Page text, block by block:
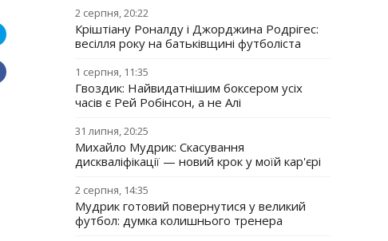
2 серпня, 20:22
Кріштіану Роналду і Джорджина Родрігес:
весілля року на батьківщині футболіста
1 серпня, 11:35
Гвоздик: Найвидатнішим боксером усіх
часів є Рей Робінсон, а не Алі
31 липня, 20:25
Михайло Мудрик: Скасування
дискваліфікації — новий крок у моїй кар'єрі
2 серпня, 14:35
Мудрик готовий повернутися у великий
футбол: думка колишнього тренера